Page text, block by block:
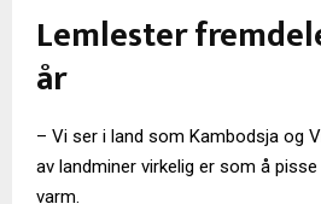
Lemlester
år
– Vi ser i land som Kambodsja og
av landminer virkelig er som å
varm.